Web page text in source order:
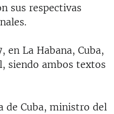
sus respectivas
en La Habana, Cuba,
siendo ambos textos
de Cuba, ministro del